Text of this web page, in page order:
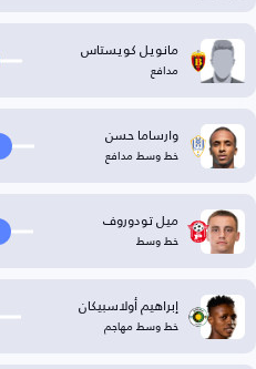
مانويل كويستاس
مدافع
وارساما حسن
خط وسط مدافع
ميل تودوروف
خط وسط
إبراهيم أولاسبيكان
خط وسط مهاجم